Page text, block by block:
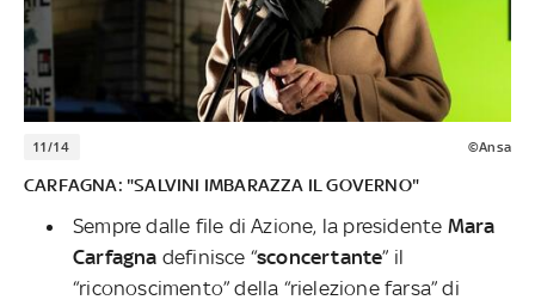
11/14 ©Ansa
CARFAGNA: "SALVINI IMBARAZZA IL GOVERNO"
Sempre dalle file di Azione, la presidente Mara
Carfagna definisce “sconcertante” il
“riconoscimento” della “rielezione farsa” di